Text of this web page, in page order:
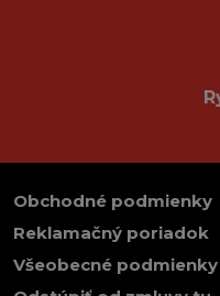
Obchodné podmienky
Reklamačný poriadok
Všeobecné